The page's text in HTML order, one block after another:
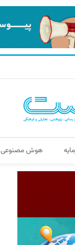
هوش مصنوعی